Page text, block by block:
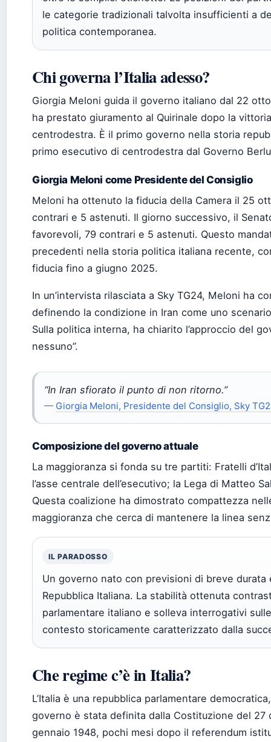
le categorie tradizionali talvolta insufficienti a
politica contemporanea.
Chi governa l’Italia adesso?
Giorgia Meloni guida il governo italiano dal 22
ha prestato giuramento al Quirinale dopo la
centrodestra. È il primo governo nella storia
primo esecutivo di centrodestra dal Governo
Giorgia Meloni come Presidente del Consiglio
Meloni ha ottenuto la fiducia della Camera il 25
contrari e 5 astenuti. Il giorno successivo, il
favorevoli, 79 contrari e 5 astenuti. Questo
precedenti nella storia politica italiana recente,
fiducia fino a giugno 2025.
In un’intervista rilasciata a Sky TG24, Meloni ha
definendo la condizione in Iran come uno
Sulla politica interna, ha chiarito l’approccio del
nessuno”.
“In Iran sfiorato il punto di non ritorno.”
— Giorgia Meloni, Presidente del Consiglio, Sky
Composizione del governo attuale
La maggioranza si fonda su tre partiti: Fratelli
l’asse centrale dell’esecutivo; la Lega di Matteo
Questa coalizione ha dimostrato compattezza
maggioranza che cerca di mantenere la linea
IL PARADOSSO
Un governo nato con previsioni di breve
Repubblica Italiana. La stabilità ottenuta
parlamentare italiano e solleva interrogativi
contesto storicamente caratterizzato dalla
Che regime c’è in Italia?
L’Italia è una repubblica parlamentare
governo è stata definita dalla Costituzione del 27
gennaio 1948, pochi mesi dopo il referendum